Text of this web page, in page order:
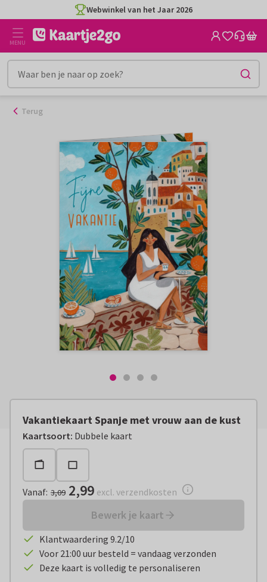
naar
inhoud
Webwinkel van het Jaar 2026
MENU
Terug
Vakantiekaart Spanje met vrouw aan de kust
Kaartsoort: Dubbele kaart
Vanaf: € 2,99 excl. verzendkosten
Vanaf: 3,09 2,99 excl. verzendkosten
Bewerk je kaart
Klantwaardering 9.2/10
Voor 21:00 uur besteld = vandaag verzonden
Deze kaart is volledig te personaliseren